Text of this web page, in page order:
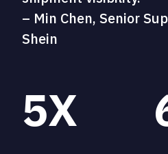
– Min Chen, Senior
Shein
5X